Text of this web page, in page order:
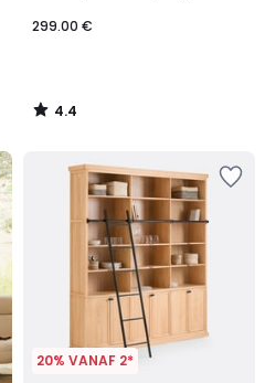
299.00 €
4.4
/
20% VANAF 2*